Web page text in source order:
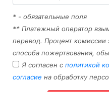
* - обязательные поля
** Платежный оператор
перевод. Процент комиссии
способа пожертвования,
Я согласен с политикой
согласие на обработку